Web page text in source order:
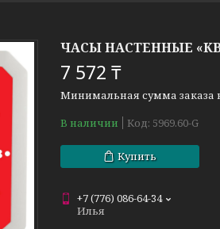
ЧАСЫ НАСТЕННЫЕ
7 572 ₸
Минимальная сумма заказа
В наличии
Код: 5969.60-G
Купить
+7 (776) 086-64-34
Илья